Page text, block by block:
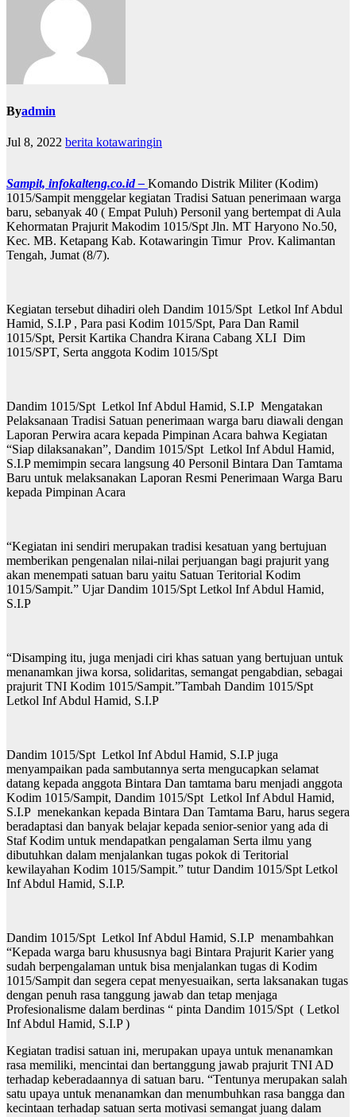
Byadmin
Jul 8, 2022 berita kotawaringin
Sampit, infokalteng.co.id – Komando Distrik Militer (Kodim)
1015/Sampit menggelar kegiatan Tradisi Satuan penerimaan warga
baru, sebanyak 40 ( Empat Puluh) Personil yang bertempat di Aula
Kehormatan Prajurit Makodim 1015/Spt Jln. MT Haryono No.50,
Kec. MB. Ketapang Kab. Kotawaringin Timur Prov. Kalimantan
Tengah, Jumat (8/7).
Kegiatan tersebut dihadiri oleh Dandim 1015/Spt Letkol Inf Abdul
Hamid, S.I.P , Para pasi Kodim 1015/Spt, Para Dan Ramil
1015/Spt, Persit Kartika Chandra Kirana Cabang XLI Dim
1015/SPT, Serta anggota Kodim 1015/Spt
Dandim 1015/Spt Letkol Inf Abdul Hamid, S.I.P Mengatakan
Pelaksanaan Tradisi Satuan penerimaan warga baru diawali dengan
Laporan Perwira acara kepada Pimpinan Acara bahwa Kegiatan
“Siap dilaksanakan”, Dandim 1015/Spt Letkol Inf Abdul Hamid,
S.I.P memimpin secara langsung 40 Personil Bintara Dan Tamtama
Baru untuk melaksanakan Laporan Resmi Penerimaan Warga Baru
kepada Pimpinan Acara
“Kegiatan ini sendiri merupakan tradisi kesatuan yang bertujuan
memberikan pengenalan nilai-nilai perjuangan bagi prajurit yang
akan menempati satuan baru yaitu Satuan Teritorial Kodim
1015/Sampit.” Ujar Dandim 1015/Spt Letkol Inf Abdul Hamid,
S.I.P
“Disamping itu, juga menjadi ciri khas satuan yang bertujuan untuk
menanamkan jiwa korsa, solidaritas, semangat pengabdian, sebagai
prajurit TNI Kodim 1015/Sampit.”Tambah Dandim 1015/Spt
Letkol Inf Abdul Hamid, S.I.P
Dandim 1015/Spt Letkol Inf Abdul Hamid, S.I.P juga
menyampaikan pada sambutannya serta mengucapkan selamat
datang kepada anggota Bintara Dan tamtama baru menjadi anggota
Kodim 1015/Sampit, Dandim 1015/Spt Letkol Inf Abdul Hamid,
S.I.P menekankan kepada Bintara Dan Tamtama Baru, harus segera
beradaptasi dan banyak belajar kepada senior-senior yang ada di
Staf Kodim untuk mendapatkan pengalaman Serta ilmu yang
dibutuhkan dalam menjalankan tugas pokok di Teritorial
kewilayahan Kodim 1015/Sampit.” tutur Dandim 1015/Spt Letkol
Inf Abdul Hamid, S.I.P.
Dandim 1015/Spt Letkol Inf Abdul Hamid, S.I.P menambahkan
“Kepada warga baru khususnya bagi Bintara Prajurit Karier yang
sudah berpengalaman untuk bisa menjalankan tugas di Kodim
1015/Sampit dan segera cepat menyesuaikan, serta laksanakan tugas
dengan penuh rasa tanggung jawab dan tetap menjaga
Profesionalisme dalam berdinas “ pinta Dandim 1015/Spt ( Letkol
Inf Abdul Hamid, S.I.P )
Kegiatan tradisi satuan ini, merupakan upaya untuk menanamkan
rasa memiliki, mencintai dan bertanggung jawab prajurit TNI AD
terhadap keberadaannya di satuan baru. “Tentunya merupakan salah
satu upaya untuk menanamkan dan menumbuhkan rasa bangga dan
kecintaan terhadap satuan serta motivasi semangat juang dalam